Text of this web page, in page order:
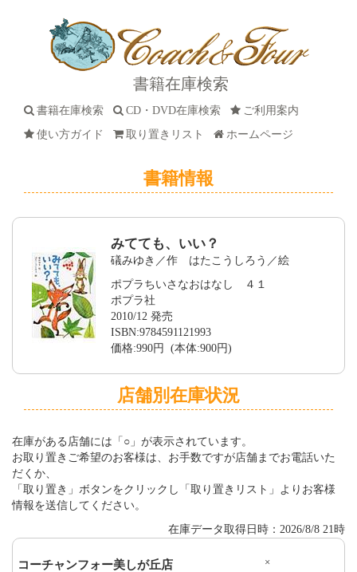
書籍在庫検索
書籍在庫検索 CD・DVD在庫検索
ご利用案内
使い方ガイド
取り置きリスト ホームページ
書籍情報
みてても、いい？
礒みゆき／作 はたこうしろう／絵
ポプラちいさなおはなし ４１
ポプラ社
2010/12 発売
ISBN:9784591121993
価格:990円 (本体:900円)
店舗別在庫状況
在庫がある店舗には「○」が表示されています。
お取り置きご希望のお客様は、お手数ですが店舗までお電話いた
だくか、
「取り置き」ボタンをクリックし「取り置きリスト」よりお客様
情報を送信してください。
在庫データ取得日時：2026/8/8 21時
コーチャンフォー美しが丘店 ×